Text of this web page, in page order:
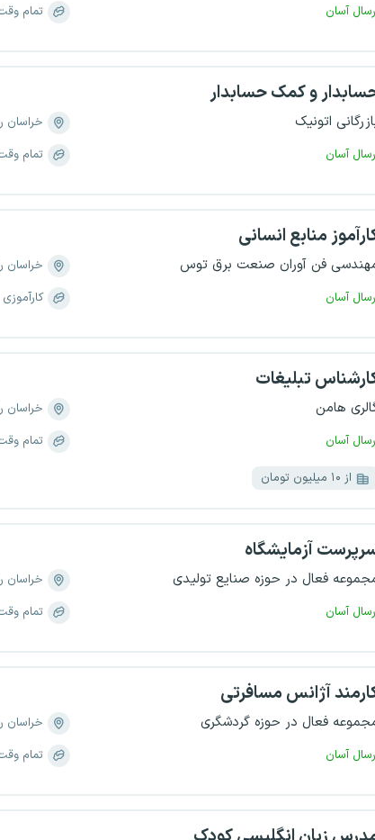
آسان
تمام
و کمک حسابدار
اتونیک
آسان
خراسان
تمام
منابع انسانی
فن آوران صنعت برق توس
آسان
خراسان
کارآموزی
تبلیغات
هامن
آسان
خراسان
تمام
از ۱۰ میلیون تومان
آزمایشگاه
فعال در حوزه صنایع تولیدی
آسان
خراسان
تمام
آژانس مسافرتی
فعال در حوزه گردشگری
آسان
خراسان
تمام